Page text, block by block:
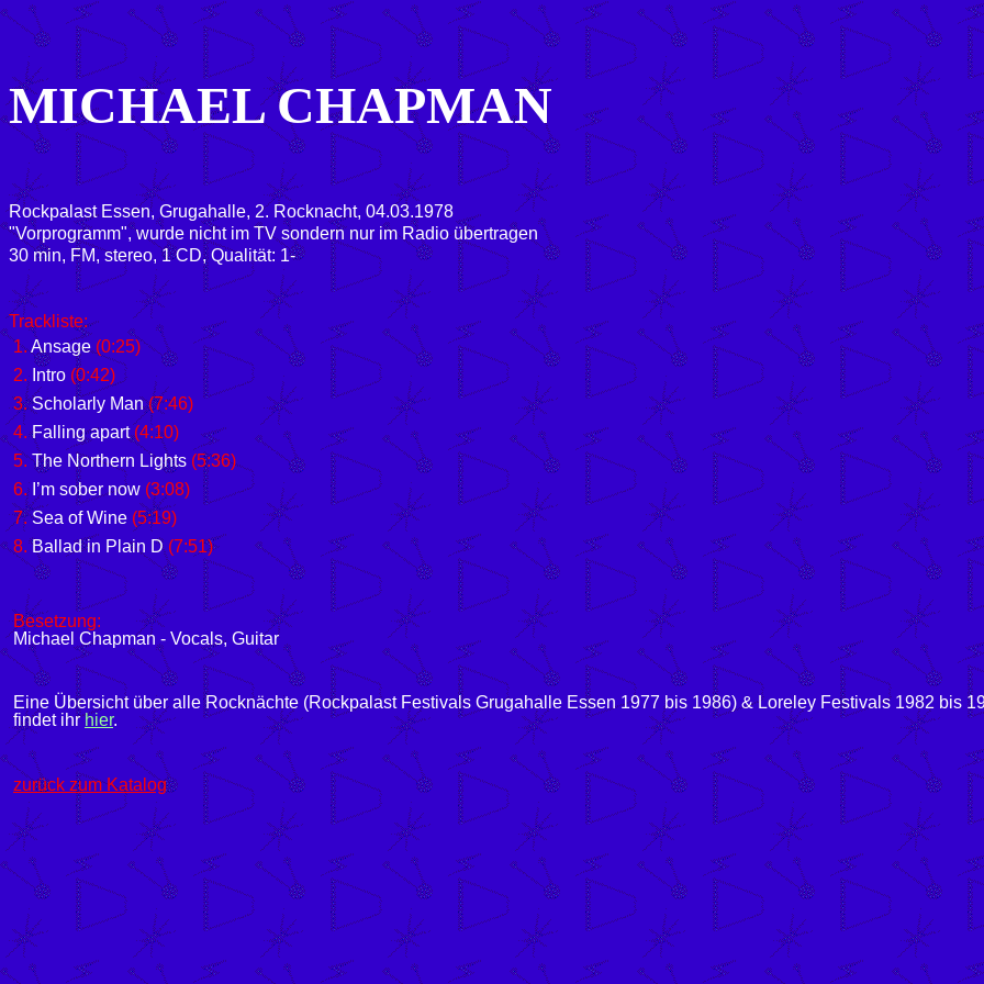
MICHAEL CHAPMAN
Rockpalast Essen, Grugahalle, 2. Rocknacht, 04.03.1978
"Vorprogramm", wurde nicht im TV sondern nur im Radio übertragen
30 min, FM, stereo, 1 CD, Qualität: 1-
Trackliste:
1.Ansage(0:25)
2. Intro (0:42)
3.Scholarly Man(7:46)
4.Falling apart(4:10)
5.The Northern Lights (5:36)
6. I’m sober now (3:08)
7.Sea of Wine (5:19)
8.Ballad in Plain D(7:51)
Besetzung:
Michael Chapman - Vocals, Guitar
Eine Übersicht über alle Rocknächte (Rockpalast Festivals Grugahalle Essen 1977 bis 1986) & Loreley Festivals 1982 bis
findet ihrhier.
zurück zum Katalog